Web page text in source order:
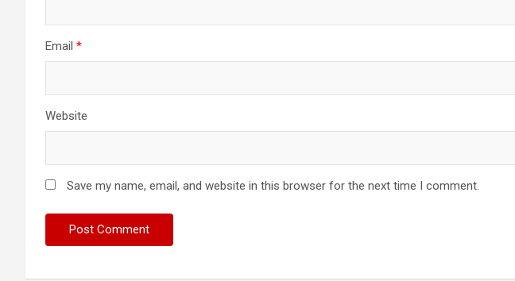
Email *
Website
Save my name, email, and website in this browser for the next time I comment.